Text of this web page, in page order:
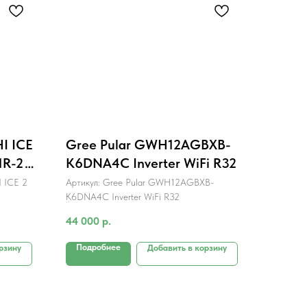
ICE
2
ICE 2
Gree Pular GWH12AGBXB-
K6DNA4C Inverter WiFi R32
Артикул: Gree Pular GWH12AGBXB-
K6DNA4C Inverter WiFi R32
44 000 р.
Подробнее Добавить в корзину